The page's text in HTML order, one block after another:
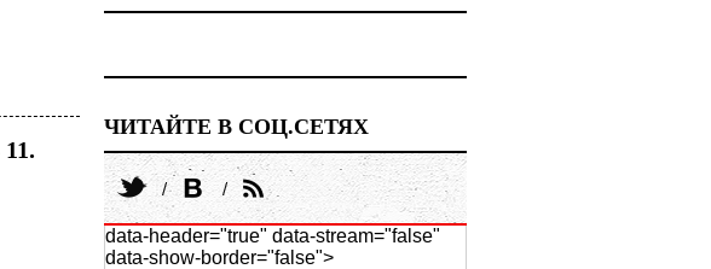
ЧИТАЙТЕ В СОЦ.СЕТЯХ
data-header="true" data-stream="false"
data-show-border="false">